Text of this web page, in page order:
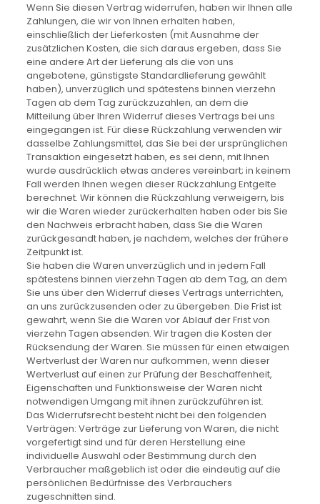
Wenn Sie diesen Vertrag widerrufen, haben wir Ihnen alle
Zahlungen, die wir von Ihnen erhalten haben,
einschließlich der Lieferkosten (mit Ausnahme der
zusätzlichen Kosten, die sich daraus ergeben, dass Sie
eine andere Art der Lieferung als die von uns
angebotene, günstigste Standardlieferung gewählt
haben), unverzüglich und spätestens binnen vierzehn
Tagen ab dem Tag zurückzuzahlen, an dem die
Mitteilung über Ihren Widerruf dieses Vertrags bei uns
eingegangen ist. Für diese Rückzahlung verwenden wir
dasselbe Zahlungsmittel, das Sie bei der ursprünglichen
Transaktion eingesetzt haben, es sei denn, mit Ihnen
wurde ausdrücklich etwas anderes vereinbart; in keinem
Fall werden Ihnen wegen dieser Rückzahlung Entgelte
berechnet. Wir können die Rückzahlung verweigern, bis
wir die Waren wieder zurückerhalten haben oder bis Sie
den Nachweis erbracht haben, dass Sie die Waren
zurückgesandt haben, je nachdem, welches der frühere
Zeitpunkt ist.
Sie haben die Waren unverzüglich und in jedem Fall
spätestens binnen vierzehn Tagen ab dem Tag, an dem
Sie uns über den Widerruf dieses Vertrags unterrichten,
an uns zurückzusenden oder zu übergeben. Die Frist ist
gewahrt, wenn Sie die Waren vor Ablauf der Frist von
vierzehn Tagen absenden. Wir tragen die Kosten der
Rücksendung der Waren. Sie müssen für einen etwaigen
Wertverlust der Waren nur aufkommen, wenn dieser
Wertverlust auf einen zur Prüfung der Beschaffenheit,
Eigenschaften und Funktionsweise der Waren nicht
notwendigen Umgang mit ihnen zurückzuführen ist.
Das Widerrufsrecht besteht nicht bei den folgenden
Verträgen: Verträge zur Lieferung von Waren, die nicht
vorgefertigt sind und für deren Herstellung eine
individuelle Auswahl oder Bestimmung durch den
Verbraucher maßgeblich ist oder die eindeutig auf die
persönlichen Bedürfnisse des Verbrauchers
zugeschnitten sind.